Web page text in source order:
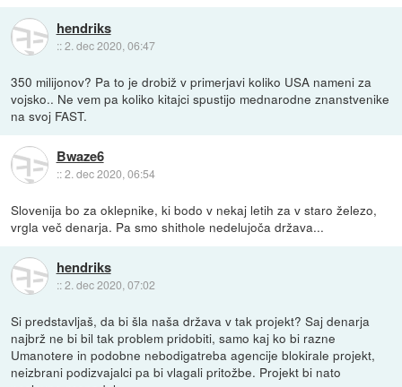
hendriks
::2. dec 2020, 06:47
350 milijonov? Pa to je drobiž v primerjavi koliko USA nameni za
vojsko.. Ne vem pa koliko kitajci spustijo mednarodne znanstvenike
na svoj FAST.
Bwaze6
::2. dec 2020, 06:54
Slovenija bo za oklepnike, ki bodo v nekaj letih za v staro železo,
vrgla več denarja. Pa smo shithole nedelujoča država...
hendriks
::2. dec 2020, 07:02
Si predstavljaš, da bi šla naša država v tak projekt? Saj denarja
najbrž ne bi bil tak problem pridobiti, samo kaj ko bi razne
Umanotere in podobne nebodigatreba agencije blokirale projekt,
neizbrani podizvajalci pa bi vlagali pritožbe. Projekt bi nato